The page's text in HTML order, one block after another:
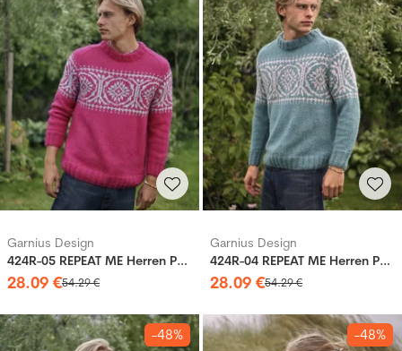
Garnius Design
424R-05 REPEAT ME Herren Pullover
28.09 €54.29€
Garnius Design
424R-04 REPEAT ME Herren Pullover
28.09 €54.29€
-48% -48%